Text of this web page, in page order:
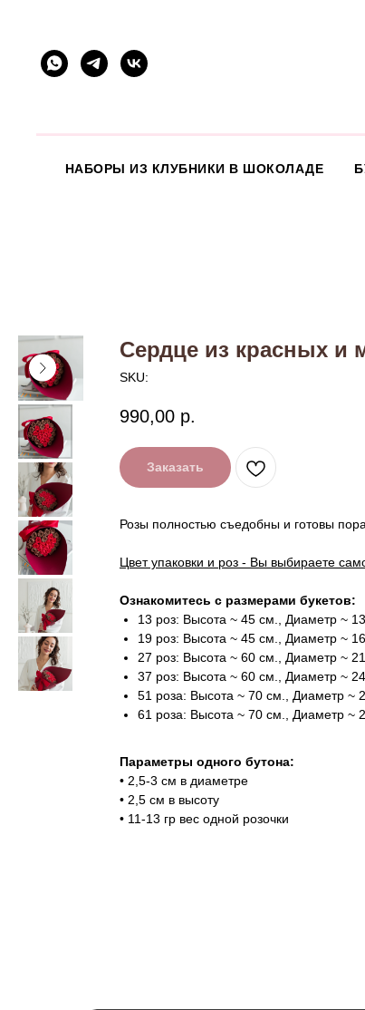
НАБОРЫ ИЗ КЛУБНИКИ В ШОКОЛАДЕ
Сердце из красных и
SKU:
990,00 р.
Заказать
Розы полностью съедобны и готовы
Цвет упаковки и роз - Вы выбираете
Ознакомитесь с размерами букетов:
13 роз: Высота ~ 45 см., Диаметр ~
19 роз: Высота ~ 45 см., Диаметр ~
27 роз: Высота ~ 60 см., Диаметр ~
37 роз: Высота ~ 60 см., Диаметр ~
51 роза: Высота ~ 70 см., Диаметр ~
61 роза: Высота ~ 70 см., Диаметр ~
Параметры одного бутона:
• 2,5-3 см в диаметре
• 2,5 см в высоту
• 11-13 гр вес одной розочки